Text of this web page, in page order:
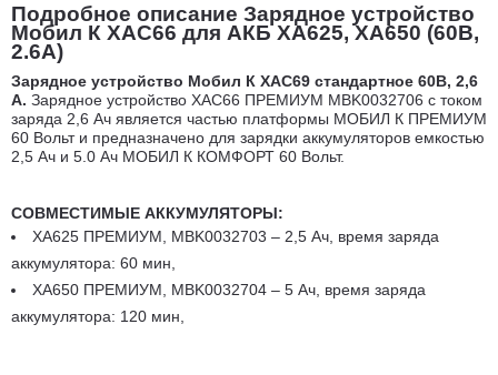
Подробное описание Зарядное устройство
Мобил К XAC66 для АКБ XA625, XA650 (60В,
2.6А)
Зарядное устройство Мобил К XAC69 стандартное 60В, 2,6
А. Зарядное устройство XAC66 ПРЕМИУМ MBK0032706 с током
заряда 2,6 Ач является частью платформы МОБИЛ К ПРЕМИУМ
60 Вольт и предназначено для зарядки аккумуляторов емкостью
2,5 Ач и 5.0 Ач МОБИЛ К КОМФОРТ 60 Вольт.
СОВМЕСТИМЫЕ АККУМУЛЯТОРЫ:
XA625 ПРЕМИУМ, MBK0032703 – 2,5 Ач, время заряда
аккумулятора: 60 мин,
XA650 ПРЕМИУМ, MBK0032704 – 5 Ач, время заряда
аккумулятора: 120 мин,